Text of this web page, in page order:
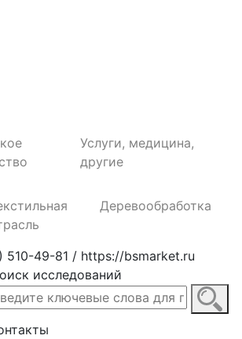
Услуги, медицина,
другие
Деревообработка
510-49-81 / https://bsmarket.ru
исследований